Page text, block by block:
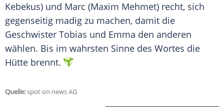
Kebekus) und Marc (Maxim Mehmet) recht, sich
gegenseitig madig zu machen, damit die
Geschwister Tobias und Emma den anderen
wählen. Bis im wahrsten Sinne des Wortes die
Hütte brennt.
Quelle:spot on news AG